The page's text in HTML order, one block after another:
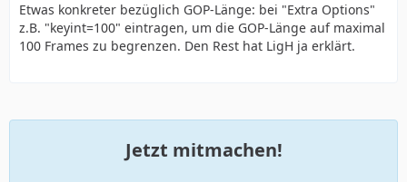
Etwas konkreter bezüglich GOP-Länge: bei "Extra Options"
z.B. "keyint=100" eintragen, um die GOP-Länge auf maximal
100 Frames zu begrenzen. Den Rest hat LigH ja erklärt.
Jetzt mitmachen!